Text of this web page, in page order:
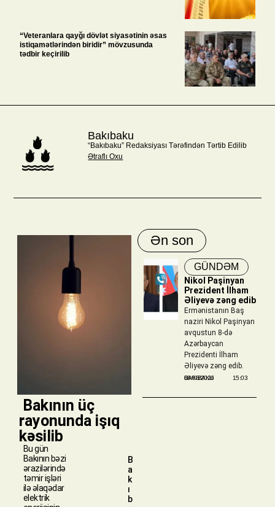
“Veteranlara qayğı dövlət siyasətinin əsas
istiqamətlərindən biridir” mövzusunda
tədbir keçirilib
Bakıbaku
“Bakıbaku” Redaksiyası Tərəfindən Tərtib Edilib
Ətraflı Oxu
​ Bakının üç
rayonunda işıq
kəsilib
Bu gün
Bakının bəzi
ərazilərində
təmir işləri
ilə əlaqədar
elektrik
B
a
k
ı
b
Ən son
GÜNDƏM
Nikol Paşinyan
Prezident İlham
Əliyevə zəng edib
Ermənistanın Baş
naziri Nikol Paşinyan
avqustun 8-də
Azərbaycan
Prezidenti İlham
Əliyevə zəng edib.
BAKIBAKU
08/08/2026 15:03